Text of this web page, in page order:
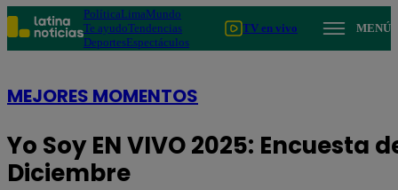
PolíticaLimaMundo
Te ayudoTendencias
DeportesEspectáculos
TV en vivo MENÚ
MEJORES MOMENTOS
Yo Soy EN VIVO 2025: Encuesta
Diciembre